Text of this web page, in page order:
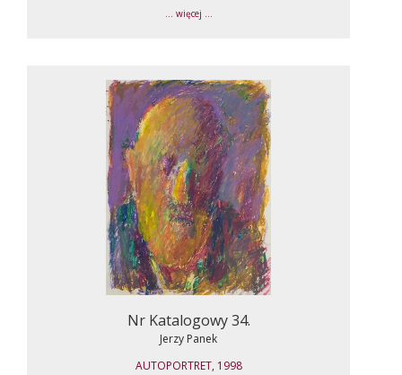
... więcej ...
Nr Katalogowy 34.
Jerzy Panek
AUTOPORTRET, 1998